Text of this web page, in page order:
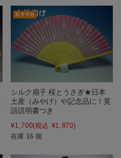
シルク扇子 桜とうさぎ★日本
土産（みやげ）や記念品に！英
語説明書つき
¥1,700(税込 ¥1,870)
在庫 16 個